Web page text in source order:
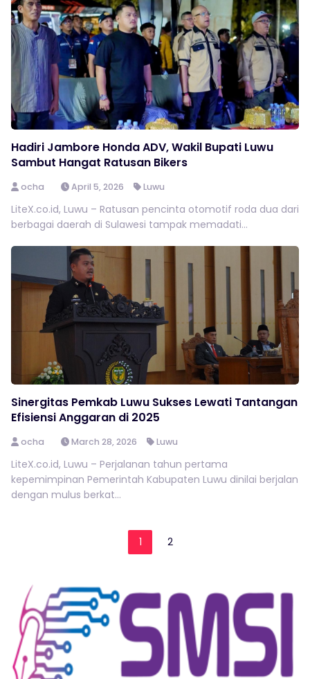
Hadiri Jambore Honda ADV, Wakil Bupati Luwu
Sambut Hangat Ratusan Bikers
ocha April 5, 2026 Luwu
LiteX.co.id, Luwu – Ratusan pencinta otomotif roda dua dari
berbagai daerah di Sulawesi tampak memadati...
Sinergitas Pemkab Luwu Sukses Lewati Tantangan
Efisiensi Anggaran di 2025
ocha March 28, 2026 Luwu
LiteX.co.id, Luwu – Perjalanan tahun pertama
kepemimpinan Pemerintah Kabupaten Luwu dinilai berjalan
dengan mulus berkat...
1 2